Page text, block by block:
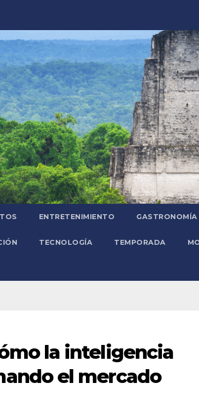
ENTRETENIMIENTO GASTRONOMÍA
TECNOLOGÍA TEMPORADA
la inteligencia
el mercado